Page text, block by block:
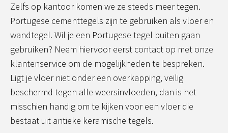
Zelfs op kantoor komen we ze steeds meer tegen.
Portugese cementtegels zijn te gebruiken als vloer en
wandtegel. Wil je een Portugese tegel buiten gaan
gebruiken? Neem hiervoor eerst contact op met onze
klantenservice om de mogelijkheden te bespreken.
Ligt je vloer niet onder een overkapping, veilig
beschermd tegen alle weersinvloeden, dan is het
misschien handig om te kijken voor een vloer die
bestaat uit antieke keramische tegels.